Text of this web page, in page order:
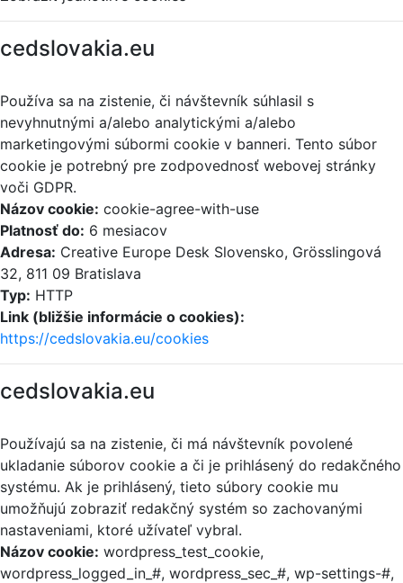
cedslovakia.eu
Používa sa na zistenie, či návštevník súhlasil s
nevyhnutnými a/alebo analytickými a/alebo
marketingovými súbormi cookie v banneri. Tento súbor
cookie je potrebný pre zodpovednosť webovej stránky
voči GDPR.
Názov cookie: cookie-agree-with-use
Platnosť do: 6 mesiacov
Adresa: Creative Europe Desk Slovensko, Grösslingová
32, 811 09 Bratislava
Typ: HTTP
Link (bližšie informácie o cookies):
https://cedslovakia.eu/cookies
cedslovakia.eu
Používajú sa na zistenie, či má návštevník povolené
ukladanie súborov cookie a či je prihlásený do redakčného
systému. Ak je prihlásený, tieto súbory cookie mu
umožňujú zobraziť redakčný systém so zachovanými
nastaveniami, ktoré užívateľ vybral.
Názov cookie: wordpress_test_cookie,
wordpress_logged_in_#, wordpress_sec_#, wp-settings-#,